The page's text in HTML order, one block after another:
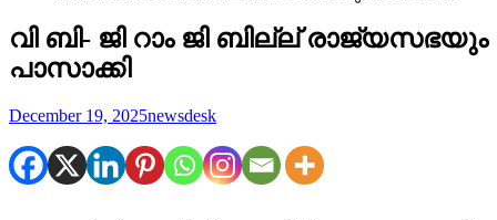
വി ബി- ജി റാം ജി ബില്ല് രാജ്യസഭയും
പാസാക്കി
December 19, 2025newsdesk